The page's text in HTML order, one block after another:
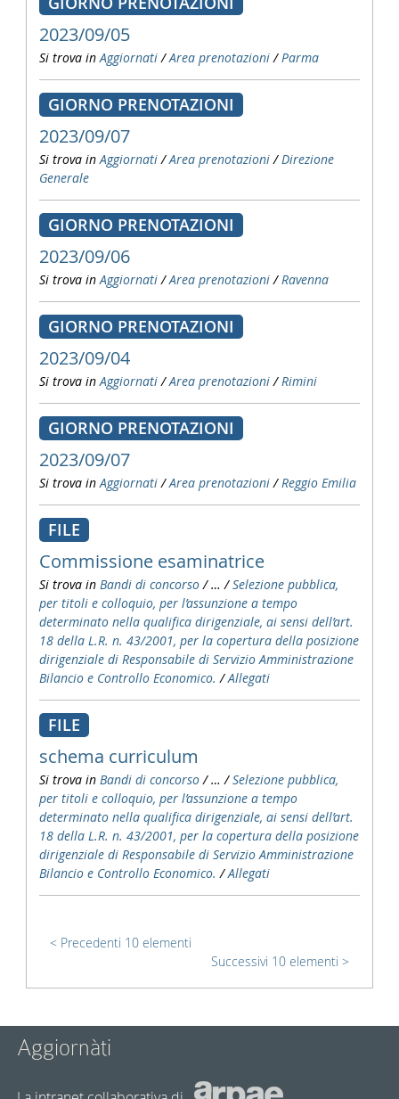
2023/09/05
Si trova in Aggiornati /Area prenotazioni /Parma
GIORNO PRENOTAZIONI
2023/09/07
Si trova in Aggiornati /Area prenotazioni /Direzione
Generale
GIORNO PRENOTAZIONI
2023/09/06
Si trova in Aggiornati /Area prenotazioni /Ravenna
GIORNO PRENOTAZIONI
2023/09/04
Si trova in Aggiornati /Area prenotazioni /Rimini
GIORNO PRENOTAZIONI
2023/09/07
Si trova in Aggiornati /Area prenotazioni /Reggio Emilia
FILE
Commissione esaminatrice
Si trova in Bandi di concorso /…/Selezione pubblica,
per titoli e colloquio, per l’assunzione a tempo
determinato nella qualifica dirigenziale, ai sensi dell’art.
18 della L.R. n. 43/2001, per la copertura della posizione
dirigenziale di Responsabile di Servizio Amministrazione
Bilancio e Controllo Economico. /Allegati
FILE
schema curriculum
Si trova in Bandi di concorso /…/Selezione pubblica,
per titoli e colloquio, per l’assunzione a tempo
determinato nella qualifica dirigenziale, ai sensi dell’art.
18 della L.R. n. 43/2001, per la copertura della posizione
dirigenziale di Responsabile di Servizio Amministrazione
Bilancio e Controllo Economico. /Allegati
Precedenti 10 elementi
Successivi 10 elementi
Aggiornàti